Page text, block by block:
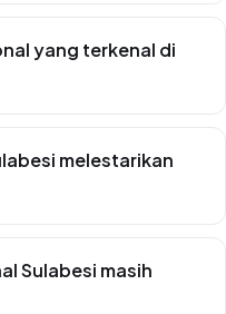
yang terkenal di
melestarikan
Sulabesi masih